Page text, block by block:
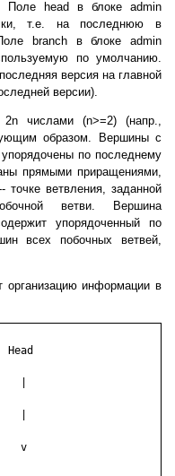
Поле head в блоке admin
т.е. на последнюю в
branch в блоке admin
по умолчанию.
версия на главной
версии).
числами (n>=2) (напр.,
образом. Вершины с
по последнему
прямыми приращениями,
точке ветвления, заданной
ветви. Вершина
упорядоченный по
всех побочных ветвей,
информации в